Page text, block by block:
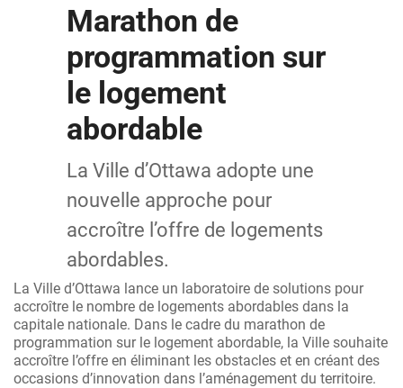
Marathon de
programmation sur
le logement
abordable
La Ville d’Ottawa adopte une
nouvelle approche pour
accroître l’offre de logements
abordables.
La Ville d’Ottawa lance un laboratoire de solutions pour
accroître le nombre de logements abordables dans la
capitale nationale. Dans le cadre du marathon de
programmation sur le logement abordable, la Ville souhaite
accroître l’offre en éliminant les obstacles et en créant des
occasions d’innovation dans l’aménagement du territoire.